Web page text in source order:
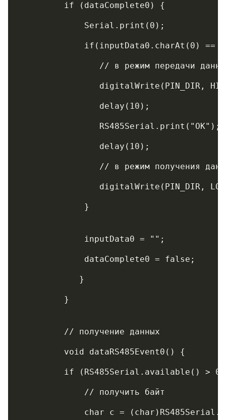
	 if (dataComplete0) {
	     Serial.print(0);
if(inputData0.charAt(0) ==
// в режим передачи
digitalWrite(PIN_DIR,
	        delay(10);
	        RS485Serial.print("OK");
	        delay(10);
// в режим получения
digitalWrite(PIN_DIR,
	     }
	     inputData0 = "";
	     dataComplete0 = false;
	    }
	 // получение данных
	 void dataRS485Event0() {
if (RS485Serial.available() >